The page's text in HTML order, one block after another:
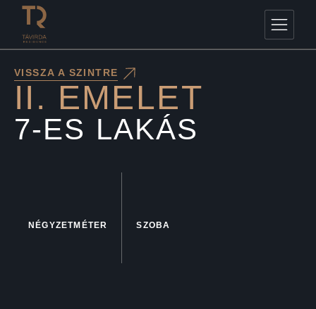
VISSZA A SZINTRE
II. EMELET
7-ES LAKÁS
NÉGYZETMÉTER SZOBA